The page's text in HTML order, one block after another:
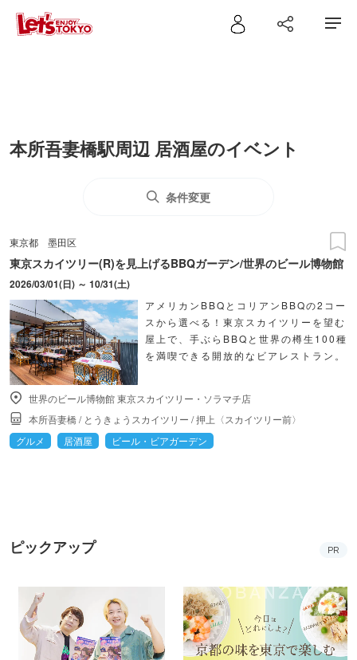
本所吾妻橋駅周辺 居酒屋のイベント
条件変更
東京都 墨田区
東京スカイツリー(R)を見上げるBBQガーデン/世界のビール博物館
2026/03/01(日) ～ 10/31(土)
アメリカンBBQとコリアンBBQの2コー
スから選べる！東京スカイツリーを望む
屋上で、手ぶらBBQと世界の樽生100種
を満喫できる開放的なビアレストラン。
世界のビール博物館 東京スカイツリー・ソラマチ店
本所吾妻橋/ とうきょうスカイツリー /押上〈スカイツリー前〉
グルメ
居酒屋 ビール・ビアガーデン
ピックアップ PR